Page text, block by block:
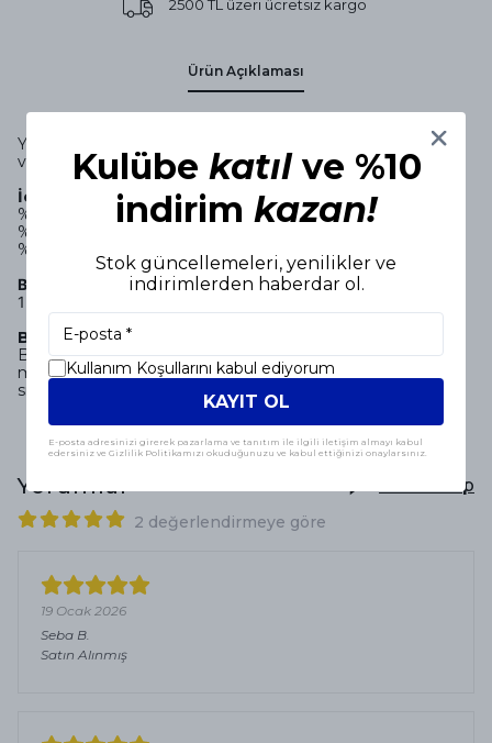
2500 TL üzeri ücretsiz kargo
Ürün Açıklaması
Yatak odası veya oturma odası dekorasyonu için zamansız
ve şık, sıcak pamuk karışımlı battaniye.
İçerik:
%60 Pamuk
%32 Akrilik
%8 Polyester
Boyut:
150x200 cm
Bakım Talimatı:
Battaniyenizi en iyi durumda uzun süre kullanabilmek için
makinenizin elde yıkama ayarında, 30ºC altında ve düşük
sıkma ile yıkamanız önerilir.
Yorumlar Yorum Yap
2 değerlendirmeye göre
19 Ocak 2026
Seba B.
Satın Alınmış
Kulübe katılve %10
indirim kazan!
Stok güncellemeleri, yenilikler ve
indirimlerden haberdar ol.
Kullanım Koşullarını kabul ediyorum
KAYIT OL
E-posta adresinizi girerek pazarlama ve tanıtım ile ilgili iletişim almayı kabul
edersiniz ve Gizlilik Politikamızı okuduğunuzu ve kabul ettiğinizi onaylarsınız.